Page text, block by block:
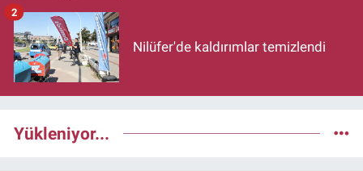
Nilüfer'de kaldırımlar temizlendi
2
Yükleniyor...